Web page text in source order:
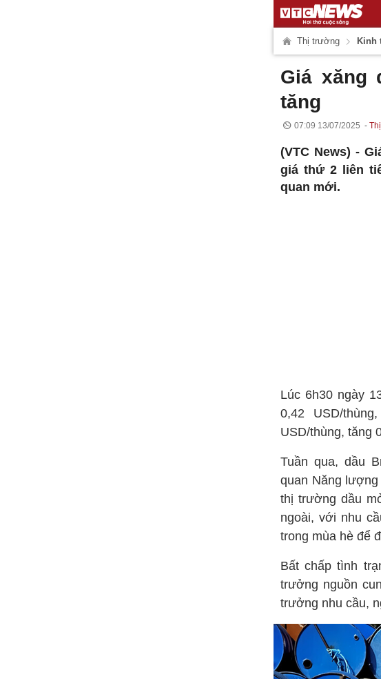
Thị trường Kinh
Giá xăng
tăng
07:09 13/07/2025
(VTC News) -
giá thứ 2 liên
quan mới.
Lúc 6h30 ngày
0,42 USD/
USD/thùng, tăng
Tuần qua, dầu
quan Năng
thị trường dầu
ngoài, với nhu
trong mùa hè để
Bất chấp tình
trưởng nguồn
trưởng nhu cầu,